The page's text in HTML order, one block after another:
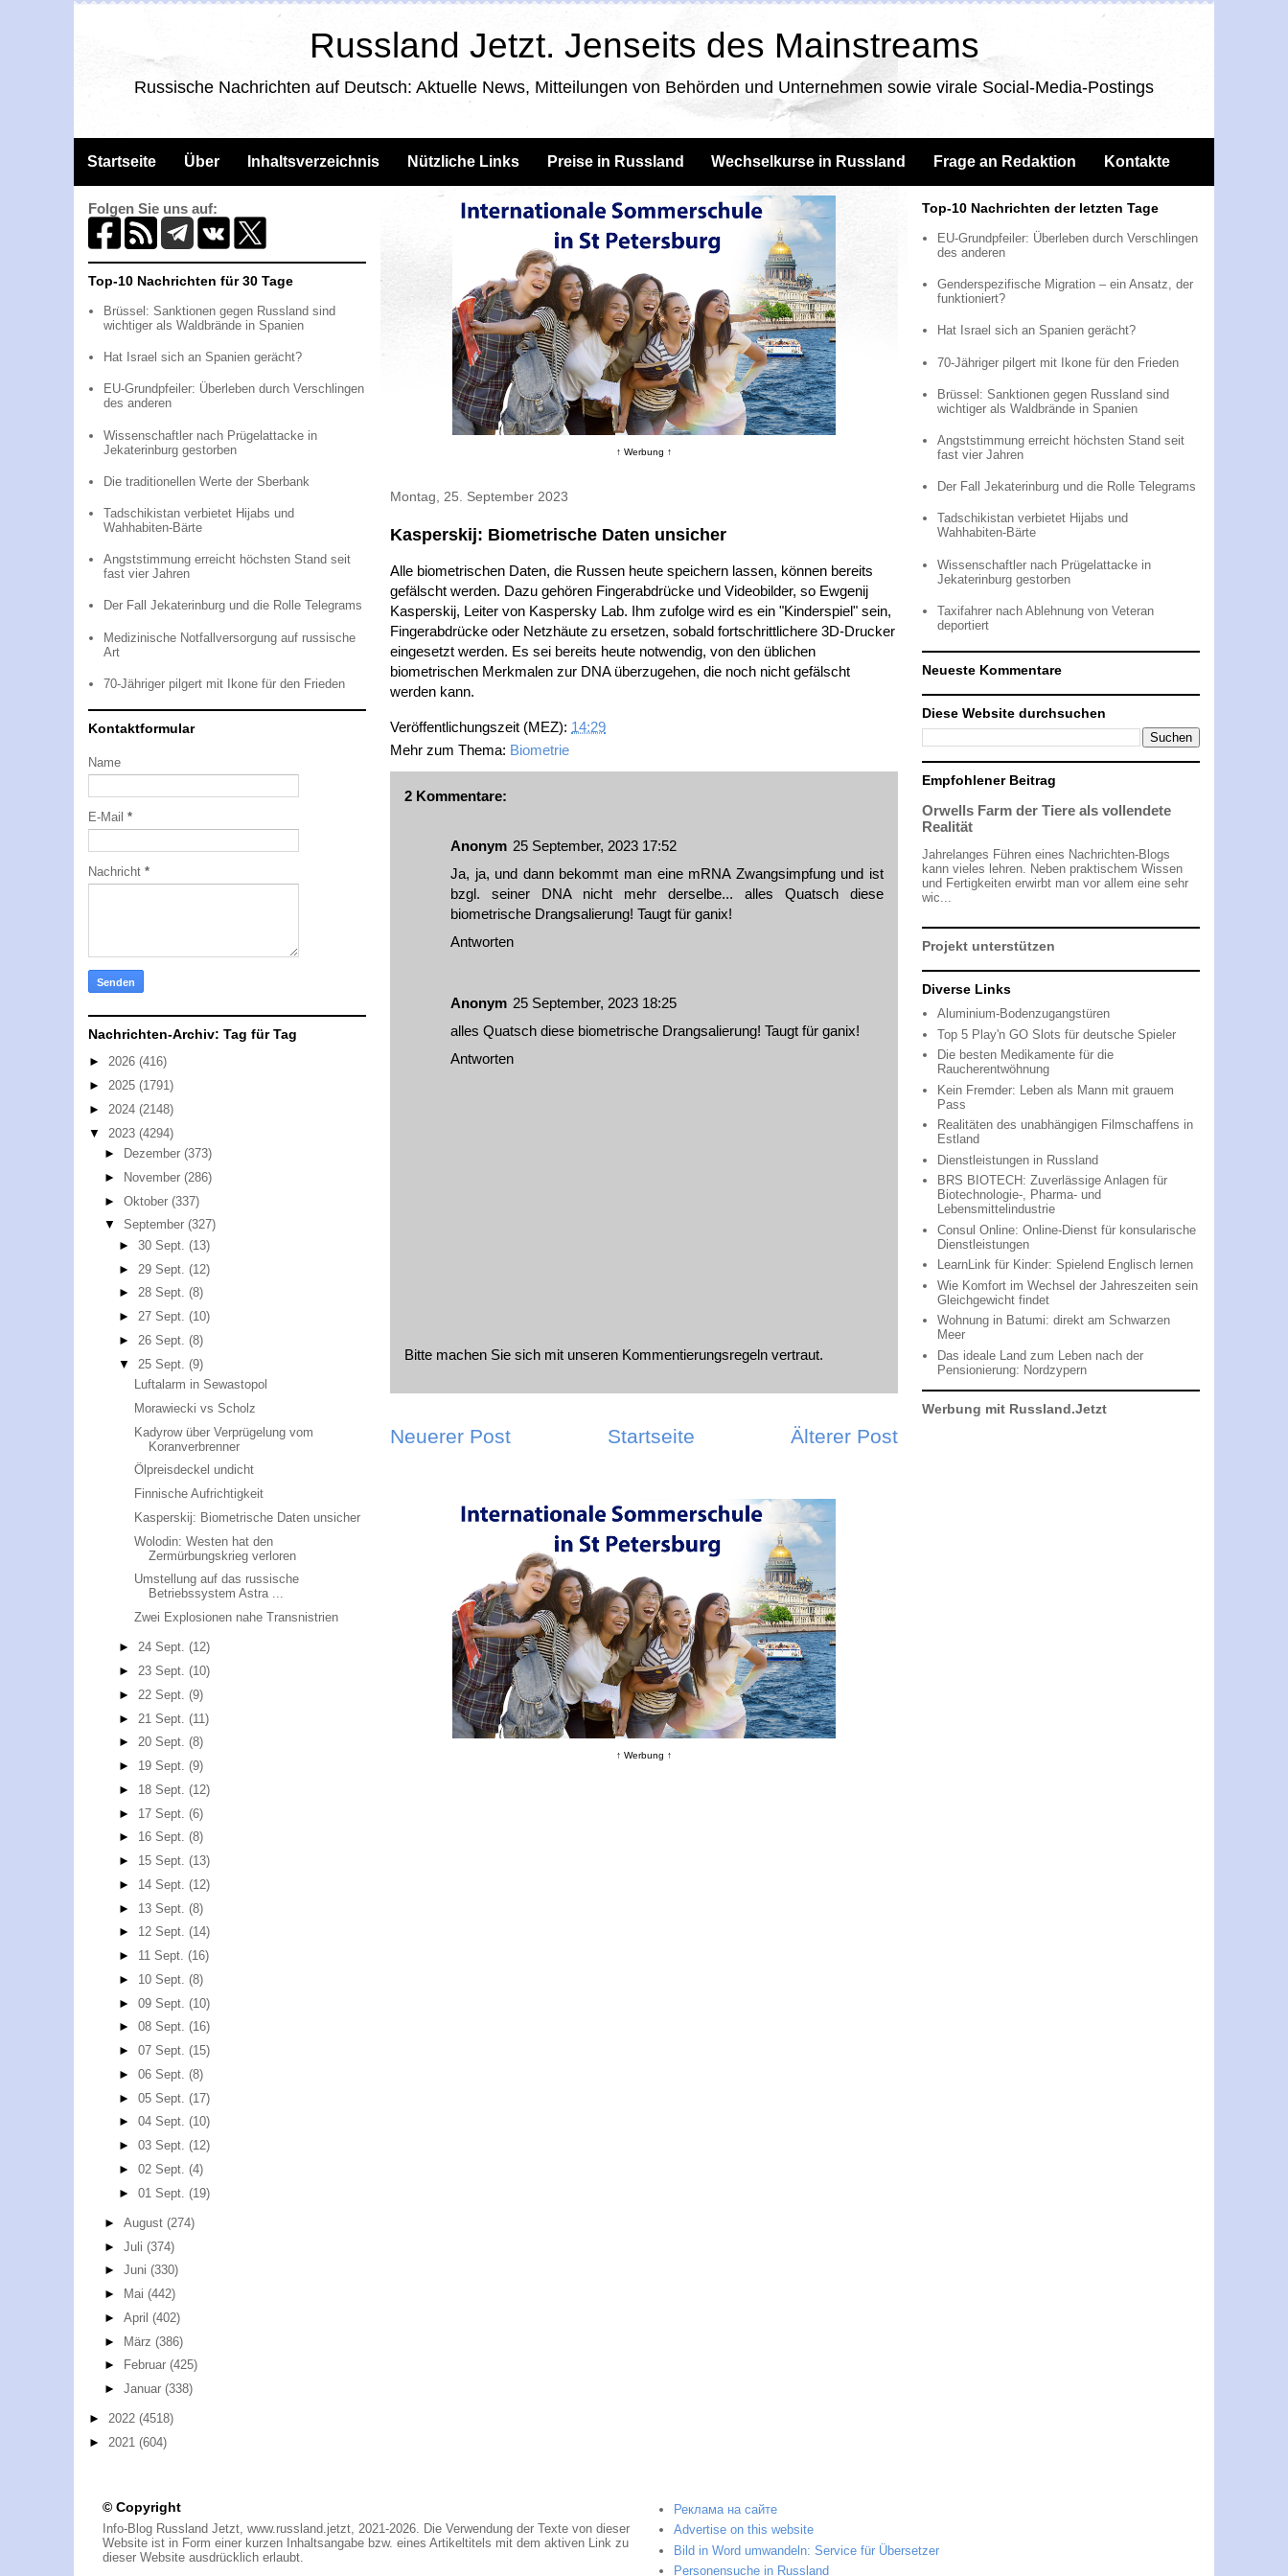
Russland Jetzt. Jenseits des Mainstreams
Russische Nachrichten auf Deutsch: Aktuelle News, Mitteilungen von Behörden und Unternehmen sowie virale Social-Media-Postings
Startseite Über Inhaltsverzeichnis Nützliche Links Preise in Russland Wechselkurse in Russland Frage an Redaktion Kontakte
↑ Werbung ↑
Montag, 25. September 2023
Kasperskij: Biometrische Daten unsicher
Alle biometrischen Daten, die Russen heute speichern lassen, können bereits
gefälscht werden. Dazu gehören Fingerabdrücke und Videobilder, so Ewgenij
Kasperskij, Leiter von Kaspersky Lab. Ihm zufolge wird es ein "Kinderspiel" sein,
Fingerabdrücke oder Netzhäute zu ersetzen, sobald fortschrittlichere 3D-Drucker
eingesetzt werden. Es sei bereits heute notwendig, von den üblichen
biometrischen Merkmalen zur DNA überzugehen, die noch nicht gefälscht
werden kann.
Veröffentlichungszeit (MEZ): 14:29
Mehr zum Thema: Biometrie
2 Kommentare:
Anonym 25 September, 2023 17:52
Ja, ja, und dann bekommt man eine mRNA Zwangsimpfung und ist
bzgl. seiner DNA nicht mehr derselbe... alles Quatsch diese
biometrische Drangsalierung! Taugt für ganix!
Antworten
Anonym 25 September, 2023 18:25
alles Quatsch diese biometrische Drangsalierung! Taugt für ganix!
Antworten
Bitte machen Sie sich mit unseren Kommentierungsregeln vertraut.
Neuerer Post Älterer Post
Startseite
↑ Werbung ↑
Folgen Sie uns auf:
Top-10 Nachrichten für 30 Tage
Brüssel: Sanktionen gegen Russland sind
wichtiger als Waldbrände in Spanien
Hat Israel sich an Spanien gerächt?
EU-Grundpfeiler: Überleben durch Verschlingen
des anderen
Wissenschaftler nach Prügelattacke in
Jekaterinburg gestorben
Die traditionellen Werte der Sberbank
Tadschikistan verbietet Hijabs und
Wahhabiten-Bärte
Angststimmung erreicht höchsten Stand seit
fast vier Jahren
Der Fall Jekaterinburg und die Rolle Telegrams
Medizinische Notfallversorgung auf russische
Art
70-Jähriger pilgert mit Ikone für den Frieden
Kontaktformular
Name
E-Mail *
Nachricht *
Nachrichten-Archiv: Tag für Tag
► 2026 (416)
► 2025 (1791)
► 2024 (2148)
▼ 2023 (4294)
►
Dezember (373)
►
November (286)
► Oktober (337)
▼ September (327)
►30 Sept.(13)
► 29 Sept.(12)
►28 Sept.(8)
►27 Sept.(10)
► 26 Sept.(8)
▼ 25 Sept.(9)
Luftalarm in Sewastopol
Morawiecki vs Scholz
Kadyrow über Verprügelung vom
Koranverbrenner
Ölpreisdeckel undicht
Finnische Aufrichtigkeit
Kasperskij: Biometrische Daten unsicher
Wolodin: Westen hat den
Zermürbungskrieg verloren
Umstellung auf das russische
Betriebssystem Astra ...
Zwei Explosionen nahe Transnistrien
►24 Sept.(12)
►23 Sept.(10)
► 22 Sept.(9)
► 21 Sept.(11)
►20 Sept.(8)
► 19 Sept.(9)
► 18 Sept.(12)
► 17 Sept.(6)
► 16 Sept.(8)
► 15 Sept.(13)
► 14 Sept.(12)
► 13 Sept.(8)
► 12 Sept.(14)
► 11 Sept.(16)
► 10 Sept.(8)
►09 Sept.(10)
►08 Sept.(16)
►07 Sept.(15)
►06 Sept.(8)
►05 Sept.(17)
►04 Sept.(10)
►03 Sept.(12)
►02 Sept.(4)
►01 Sept.(19)
► August (274)
► Juli (374)
► Juni (330)
►
Mai (442)
► April (402)
► März (386)
►
Februar (425)
► Januar (338)
► 2022 (4518)
► 2021 (604)
Top-10 Nachrichten der letzten Tage
EU-Grundpfeiler: Überleben durch Verschlingen
des anderen
Genderspezifische Migration – ein Ansatz, der
funktioniert?
Hat Israel sich an Spanien gerächt?
70-Jähriger pilgert mit Ikone für den Frieden
Brüssel: Sanktionen gegen Russland sind
wichtiger als Waldbrände in Spanien
Angststimmung erreicht höchsten Stand seit
fast vier Jahren
Der Fall Jekaterinburg und die Rolle Telegrams
Tadschikistan verbietet Hijabs und
Wahhabiten-Bärte
Wissenschaftler nach Prügelattacke in
Jekaterinburg gestorben
Taxifahrer nach Ablehnung von Veteran
deportiert
Neueste Kommentare
Diese Website durchsuchen
Empfohlener Beitrag
Orwells Farm der Tiere als vollendete
Realität
Jahrelanges Führen eines Nachrichten-Blogs
kann vieles lehren. Neben praktischem Wissen
und Fertigkeiten erwirbt man vor allem eine sehr
wic...
Projekt unterstützen
Diverse Links
Aluminium-Bodenzugangstüren
Top 5 Play'n GO Slots für deutsche Spieler
Die besten Medikamente für die
Raucherentwöhnung
Kein Fremder: Leben als Mann mit grauem
Pass
Realitäten des unabhängigen Filmschaffens in
Estland
Dienstleistungen in Russland
BRS BIOTECH: Zuverlässige Anlagen für
Biotechnologie-, Pharma- und
Lebensmittelindustrie
Consul Online: Online-Dienst für konsularische
Dienstleistungen
LearnLink für Kinder: Spielend Englisch lernen
Wie Komfort im Wechsel der Jahreszeiten sein
Gleichgewicht findet
Wohnung in Batumi: direkt am Schwarzen
Meer
Das ideale Land zum Leben nach der
Pensionierung: Nordzypern
Werbung mit Russland.Jetzt
© Copyright
Info-Blog Russland Jetzt, www.russland.jetzt, 2021-2026. Die Verwendung der Texte von dieser
Website ist in Form einer kurzen Inhaltsangabe bzw. eines Artikeltitels mit dem aktiven Link zu
dieser Website ausdrücklich erlaubt.
Реклама на сайте
Advertise on this website
Bild in Word umwandeln: Service für Übersetzer
Personensuche in Russland